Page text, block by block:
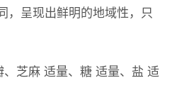
，呈现出鲜明的地域性，只
芝麻 适量、糖 适量、盐 适